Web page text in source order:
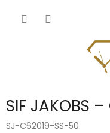
SIF JAKOBS –
SJ-C62019-SS-50